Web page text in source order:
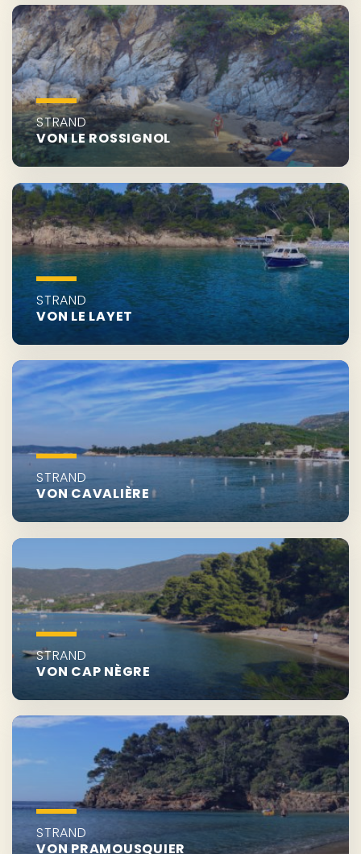
STRAND
VON LE ROSSIGNOL
STRAND
VON LE LAYET
STRAND
VON CAVALIÈRE
STRAND
VON CAP NÈGRE
STRAND
VON PRAMOUSQUIER